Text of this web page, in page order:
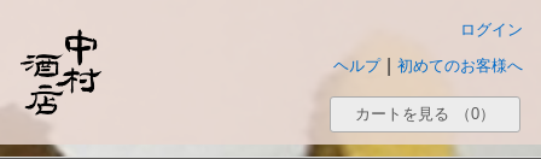
ログイン
初めてのお客様へ
ヘルプ
カートを見る （0）